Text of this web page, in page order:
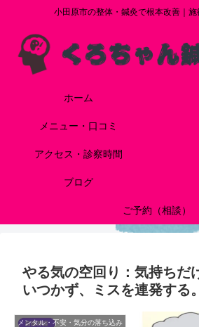
小田原市の整体・鍼灸で根本改善｜
ホーム
メニュー・口コミ
アクセス・診察時間
ブログ
ご予約（相談）
やる気の空回り：気持ちだ
いつかず、ミスを連発する。
メンタル・不安・気分の落ち込み